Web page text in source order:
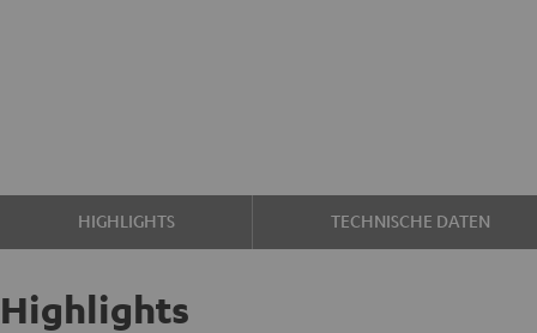
HIGHLIGHTS TECHNISCHE DATEN
Highlights